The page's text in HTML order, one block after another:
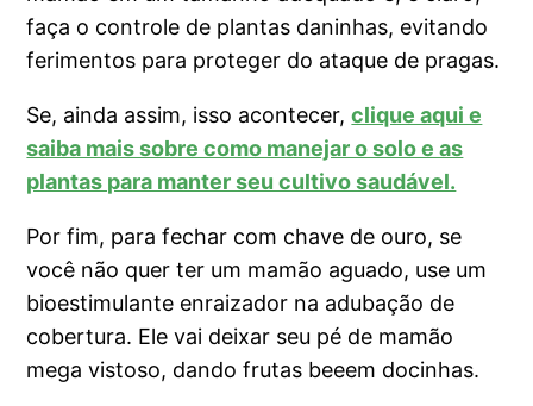
faça o controle de plantas daninhas, evitando
ferimentos para proteger do ataque de pragas.
Se, ainda assim, isso acontecer,clique aqui e
saiba mais sobre como manejar o solo e as
plantas para manter seu cultivo saudável.
Por fim, para fechar com chave de ouro, se
você não quer ter um mamão aguado, use um
bioestimulante enraizador na adubação de
cobertura. Ele vai deixar seu pé de mamão
mega vistoso, dando frutas beeem docinhas.